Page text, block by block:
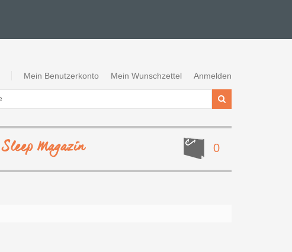
Mein Benutzerkonto Mein Wunschzettel Anmelden
0
Sleep Magazin